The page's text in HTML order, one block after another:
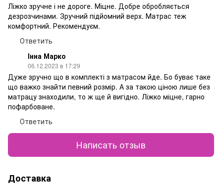
Ліжко зручне і не дороге. Міцне. Добре обробляється
дезрозчинами. Зручний підйомний верх. Матрас теж
комфортний. Рекомендуєм.
Ответить
Інна Марко
06.12.2023 в 17:29
Дуже зручно що в комплекті з матрасом йде. Бо буває таке
що важко знайти певний розмір. А за такою ціною лише без
матрацу знаходили, то ж ще й вигідно. Ліжко міцне, гарно
пофарбоване.
Ответить
Написать отзыв
Доставка